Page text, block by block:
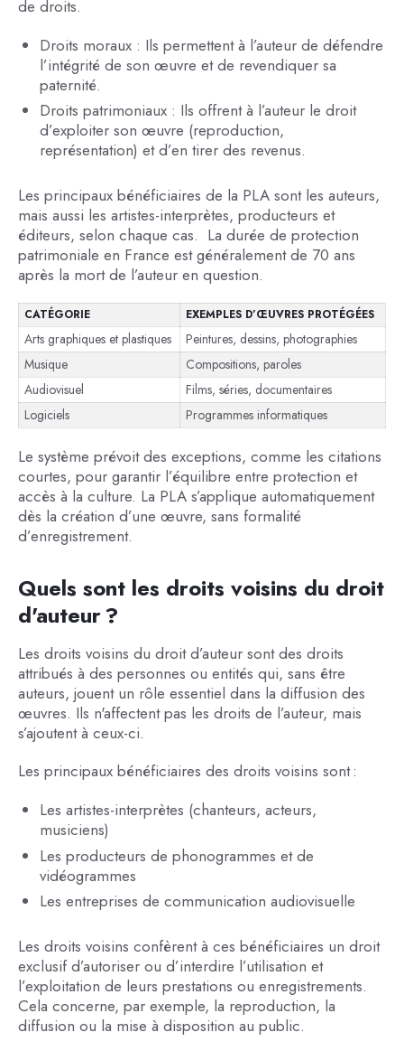
de droits.
Droits moraux : Ils permettent à l’auteur de défendre
l’intégrité de son œuvre et de revendiquer sa
paternité.
Droits patrimoniaux : Ils offrent à l’auteur le droit
d’exploiter son œuvre (reproduction,
représentation) et d’en tirer des revenus.
Les principaux bénéficiaires de la PLA sont les auteurs,
mais aussi les artistes-interprètes, producteurs et
éditeurs, selon chaque cas. La durée de protection
patrimoniale en France est généralement de 70 ans
après la mort de l’auteur en question.
CATÉGORIE EXEMPLES D’ŒUVRES PROTÉGÉES
Arts graphiques et plastiques
Peintures, dessins, photographies
Musique
Compositions, paroles
Audiovisuel
Films, séries, documentaires
Logiciels
Programmes informatiques
Le système prévoit des exceptions, comme les citations
courtes, pour garantir l’équilibre entre protection et
accès à la culture. La PLA s’applique automatiquement
dès la création d’une œuvre, sans formalité
d’enregistrement.
Quels sont les droits voisins du droit
d'auteur ?
Les droits voisins du droit d’auteur sont des droits
attribués à des personnes ou entités qui, sans être
auteurs, jouent un rôle essentiel dans la diffusion des
œuvres. Ils n'affectent pas les droits de l’auteur, mais
s’ajoutent à ceux-ci.
Les principaux bénéficiaires des droits voisins sont :
Les artistes-interprètes (chanteurs, acteurs,
musiciens)
Les producteurs de phonogrammes et de
vidéogrammes
Les entreprises de communication audiovisuelle
Les droits voisins confèrent à ces bénéficiaires un droit
exclusif d’autoriser ou d’interdire l’utilisation et
l’exploitation de leurs prestations ou enregistrements.
Cela concerne, par exemple, la reproduction, la
diffusion ou la mise à disposition au public.